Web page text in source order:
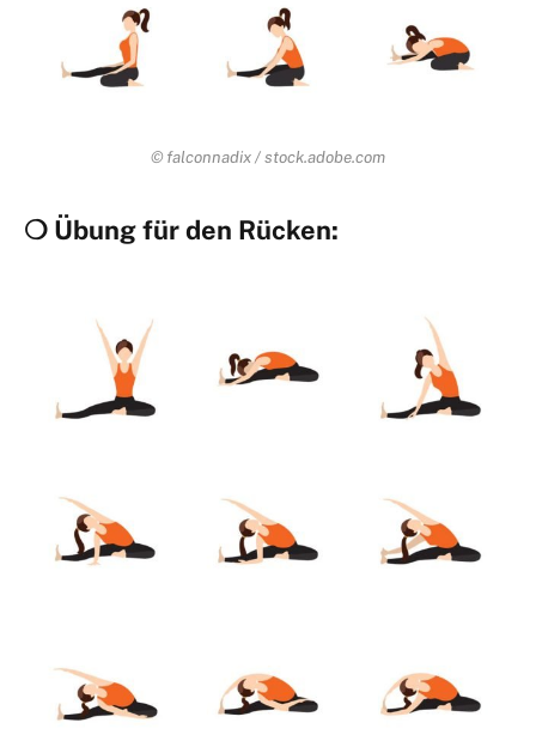
© falconnadix / stock.adobe.com
❍ Übung für den Rücken: